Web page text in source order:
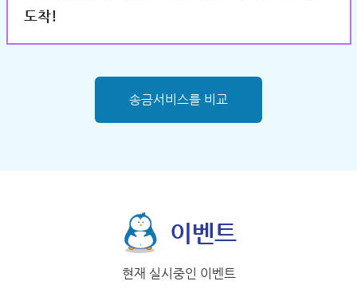
도착!
송금서비스를 비교
이벤트
현재 실시중인 이벤트